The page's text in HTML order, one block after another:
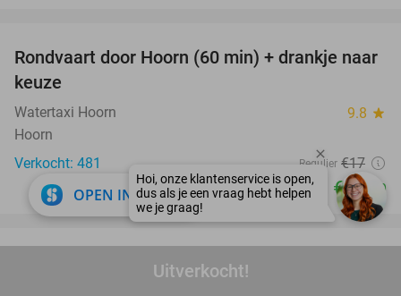
Uitverkocht!
38%
Rondvaart door Hoorn (60 min) + drankje naar
keuze
Watertaxi Hoorn 9.8 star
Hoorn
Verkocht: 481
Regulier €17
€10,50
favorite_border
Entreeticket voor Attractiepark Slagharen +
OPEN IN APP close